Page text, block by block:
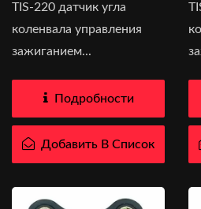
TIS-220 датчик угла
коленвала управления
зажиганием...
Подробности
Добавить В Список